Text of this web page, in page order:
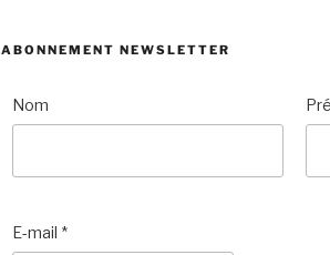
ABONNEMENT NEWSLETTER
Nom
E-mail *